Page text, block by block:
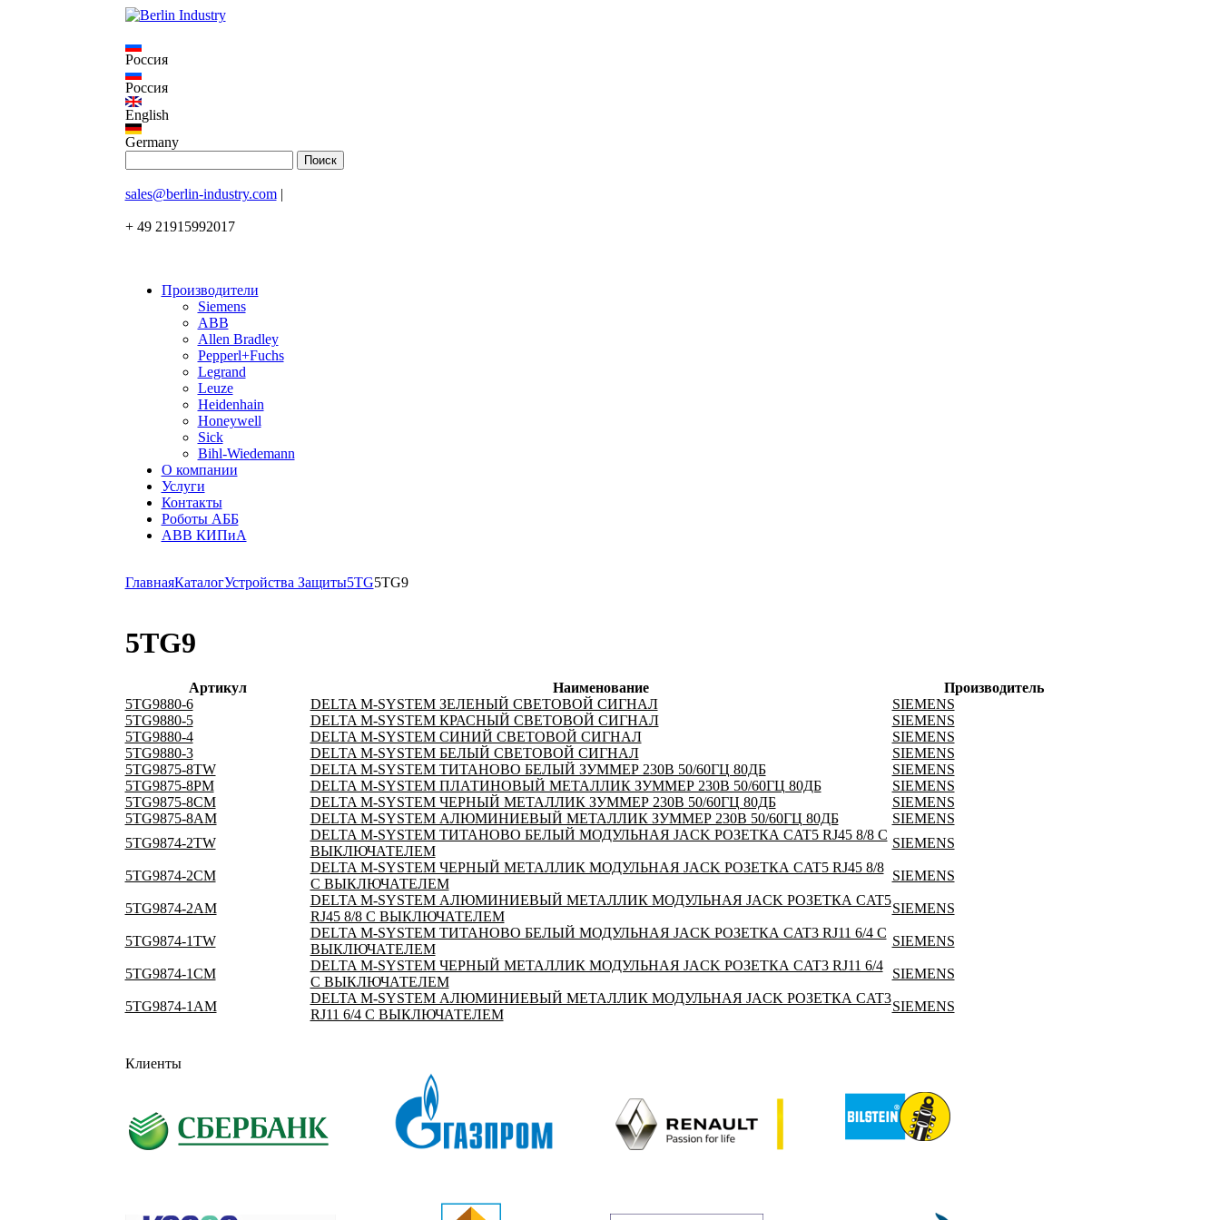
Россия
Россия
English
Germany
sales@berlin-industry.com|
+ 49 21915992017
Производители
Siemens
ABB
Allen Bradley
Pepperl+Fuchs
Legrand
Leuze
Heidenhain
Honeywell
Sick
Bihl-Wiedemann
О компании
Услуги
Контакты
Роботы АББ
ABB КИПиА
ГлавнаяКаталогУстройства Защиты5TG5TG9
5TG9
Артикул Наименование
Производитель
5TG9880-6
DELTA M-SYSTEM ЗЕЛЕНЫЙ СВЕТОВОЙ СИГНАЛ
SIEMENS
5TG9880-5
DELTA M-SYSTEM КРАСНЫЙ СВЕТОВОЙ СИГНАЛ
SIEMENS
5TG9880-4
DELTA M-SYSTEM СИНИЙ СВЕТОВОЙ СИГНАЛ
SIEMENS
5TG9880-3
DELTA M-SYSTEM БЕЛЫЙ СВЕТОВОЙ СИГНАЛ
SIEMENS
5TG9875-8TW
DELTA M-SYSTEM ТИТАНОВО БЕЛЫЙ ЗУММЕР 230В 50/60ГЦ 80ДБ
SIEMENS
5TG9875-8PM
DELTA M-SYSTEM ПЛАТИНОВЫЙ МЕТАЛЛИК ЗУММЕР 230В 50/60ГЦ 80ДБ
SIEMENS
5TG9875-8CM
DELTA M-SYSTEM ЧЕРНЫЙ МЕТАЛЛИК ЗУММЕР 230В 50/60ГЦ 80ДБ
SIEMENS
5TG9875-8AM
DELTA M-SYSTEM АЛЮМИНИЕВЫЙ МЕТАЛЛИК ЗУММЕР 230В 50/60ГЦ 80ДБ
SIEMENS
5TG9874-2TW
DELTA M-SYSTEM ТИТАНОВО БЕЛЫЙ МОДУЛЬНАЯ JACK РОЗЕТКА CAT5 RJ45 8/8 С
ВЫКЛЮЧАТЕЛЕМ
SIEMENS
5TG9874-2CM
DELTA M-SYSTEM ЧЕРНЫЙ МЕТАЛЛИК МОДУЛЬНАЯ JACK РОЗЕТКА CAT5 RJ45 8/8
С ВЫКЛЮЧАТЕЛЕМ
SIEMENS
5TG9874-2AM
DELTA M-SYSTEM АЛЮМИНИЕВЫЙ МЕТАЛЛИК МОДУЛЬНАЯ JACK РОЗЕТКА CAT5
RJ45 8/8 С ВЫКЛЮЧАТЕЛЕМ
SIEMENS
5TG9874-1TW
DELTA M-SYSTEM ТИТАНОВО БЕЛЫЙ МОДУЛЬНАЯ JACK РОЗЕТКА CAT3 RJ11 6/4 С
ВЫКЛЮЧАТЕЛЕМ
SIEMENS
5TG9874-1CM
DELTA M-SYSTEM ЧЕРНЫЙ МЕТАЛЛИК МОДУЛЬНАЯ JACK РОЗЕТКА CAT3 RJ11 6/4
С ВЫКЛЮЧАТЕЛЕМ
SIEMENS
5TG9874-1AM
DELTA M-SYSTEM АЛЮМИНИЕВЫЙ МЕТАЛЛИК МОДУЛЬНАЯ JACK РОЗЕТКА CAT3
RJ11 6/4 С ВЫКЛЮЧАТЕЛЕМ
SIEMENS
Клиенты